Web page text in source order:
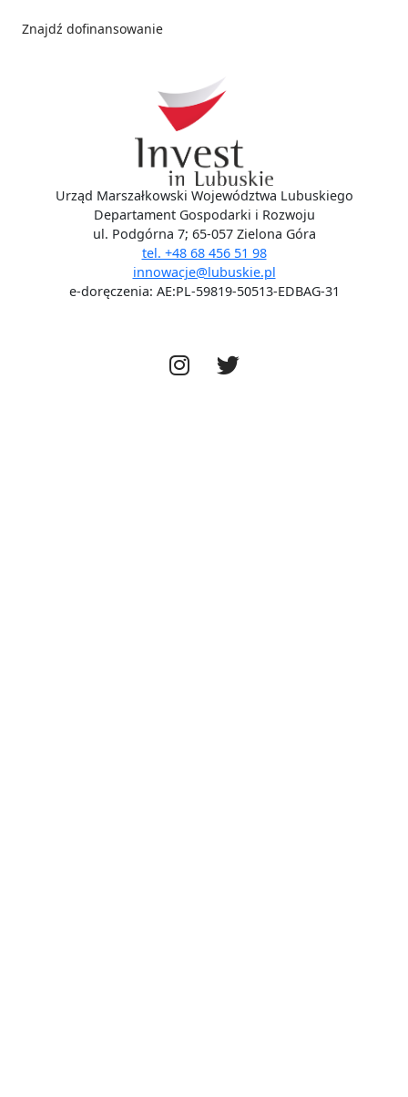
Znajdź dofinansowanie
Urząd Marszałkowski Województwa Lubuskiego
Departament Gospodarki i Rozwoju
ul. Podgórna 7; 65-057 Zielona Góra
tel. +48 68 456 51 98
innowacje@lubuskie.pl
e-doręczenia: AE:PL-59819-50513-EDBAG-31